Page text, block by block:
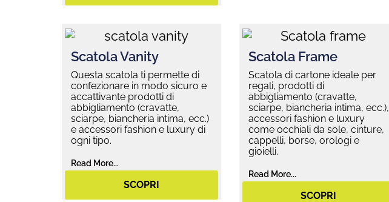
Scatola Vanity
Questa scatola ti permette di
confezionare in modo sicuro e
accattivante prodotti di
abbigliamento (cravatte,
sciarpe, biancheria intima, ecc.)
e accessori fashion e luxury di
ogni tipo.
Read More...
SCOPRI
Scatola Frame
Scatola di cartone ideale per
regali, prodotti di
abbigliamento (cravatte,
sciarpe, biancheria intima, ecc.),
accessori fashion e luxury
come occhiali da sole, cinture,
cappelli, borse, orologi e
gioielli.
Read More...
SCOPRI